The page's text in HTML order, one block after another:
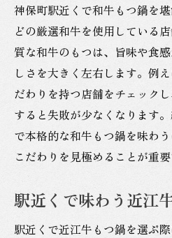
神保町駅近くで和牛もつ鍋を
どの厳選和牛を使用している
質な和牛のもつは、旨味や食
しさを大きく左右します。例
だわりを持つ店舗をチェック
すると失敗が少なくなります
で本格的な和牛もつ鍋を味わ
こだわりを見極めることが重要
駅近くで味わう近江
駅近くで近江牛もつ鍋を選ぶ